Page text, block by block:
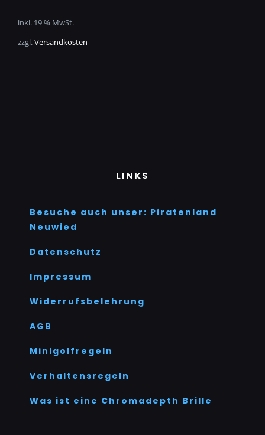
inkl. 19 % MwSt.
zzgl.Versandkosten
LINKS
Besuche auch unser: Piratenland
Neuwied
Datenschutz
Impressum
Widerrufsbelehrung
AGB
Minigolfregeln
Verhaltensregeln
Was ist eine Chromadepth Brille